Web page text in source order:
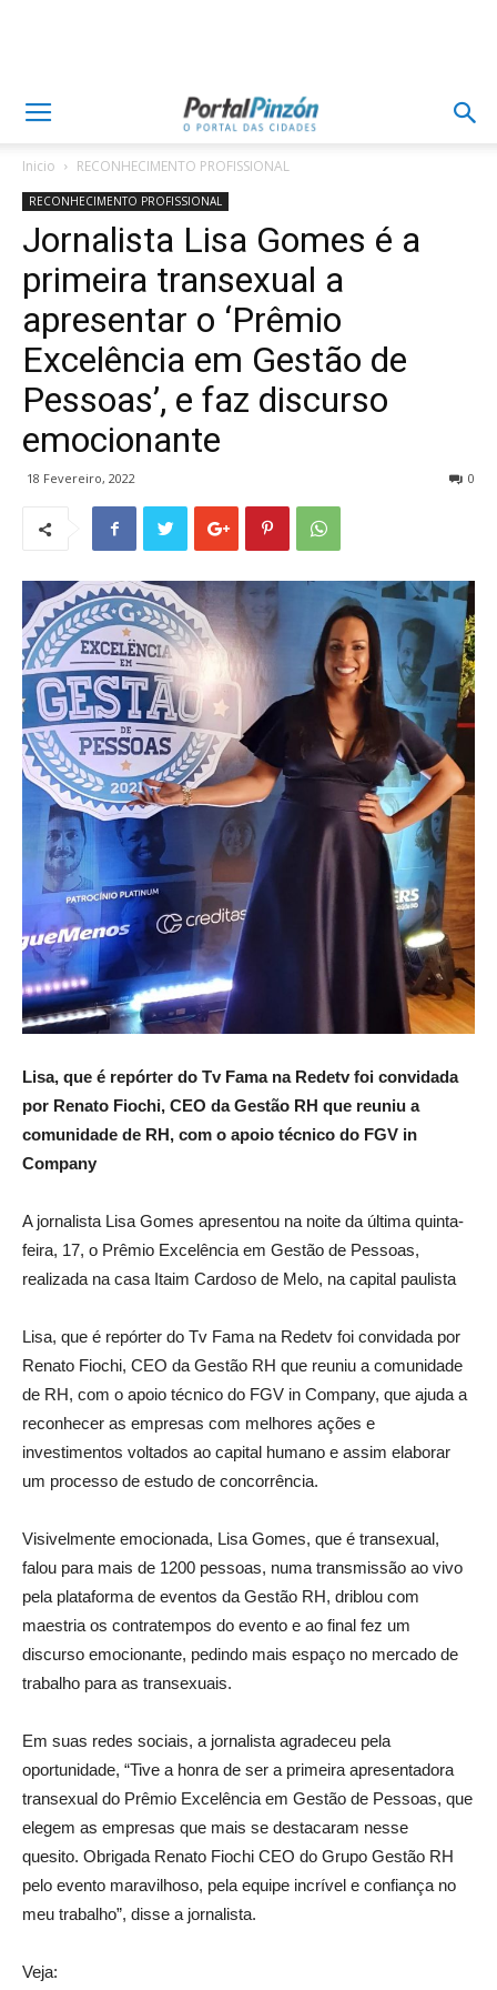
Inicio RECONHECIMENTO PROFISSIONAL
RECONHECIMENTO PROFISSIONAL
Jornalista Lisa Gomes é a
primeira transexual a
apresentar o ‘Prêmio
Excelência em Gestão de
Pessoas’, e faz discurso
emocionante
18 Fevereiro, 2022 0
Lisa, que é repórter do Tv Fama na Redetv foi convidada
por Renato Fiochi, CEO da Gestão RH que reuniu a
comunidade de RH, com o apoio técnico do FGV in
Company
A jornalista Lisa Gomes apresentou na noite da última quinta-
feira, 17, o Prêmio Excelência em Gestão de Pessoas,
realizada na casa Itaim Cardoso de Melo, na capital paulista
Lisa, que é repórter do Tv Fama na Redetv foi convidada por
Renato Fiochi, CEO da Gestão RH que reuniu a comunidade
de RH, com o apoio técnico do FGV in Company, que ajuda a
reconhecer as empresas com melhores ações e
investimentos voltados ao capital humano e assim elaborar
um processo de estudo de concorrência.
Visivelmente emocionada, Lisa Gomes, que é transexual,
falou para mais de 1200 pessoas, numa transmissão ao vivo
pela plataforma de eventos da Gestão RH, driblou com
maestria os contratempos do evento e ao final fez um
discurso emocionante, pedindo mais espaço no mercado de
trabalho para as transexuais.
Em suas redes sociais, a jornalista agradeceu pela
oportunidade, “Tive a honra de ser a primeira apresentadora
transexual do Prêmio Excelência em Gestão de Pessoas, que
elegem as empresas que mais se destacaram nesse
quesito. Obrigada Renato Fiochi CEO do Grupo Gestão RH
pelo evento maravilhoso, pela equipe incrível e confiança no
meu trabalho”, disse a jornalista.
Veja: